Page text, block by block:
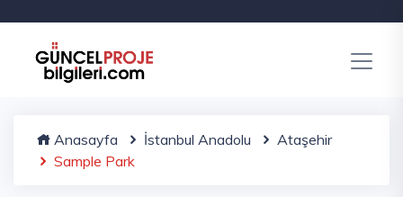
Anasayfa İstanbul Anadolu
Ataşehir
Sample Park